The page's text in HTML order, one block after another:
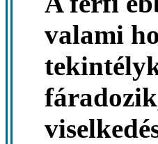
valami